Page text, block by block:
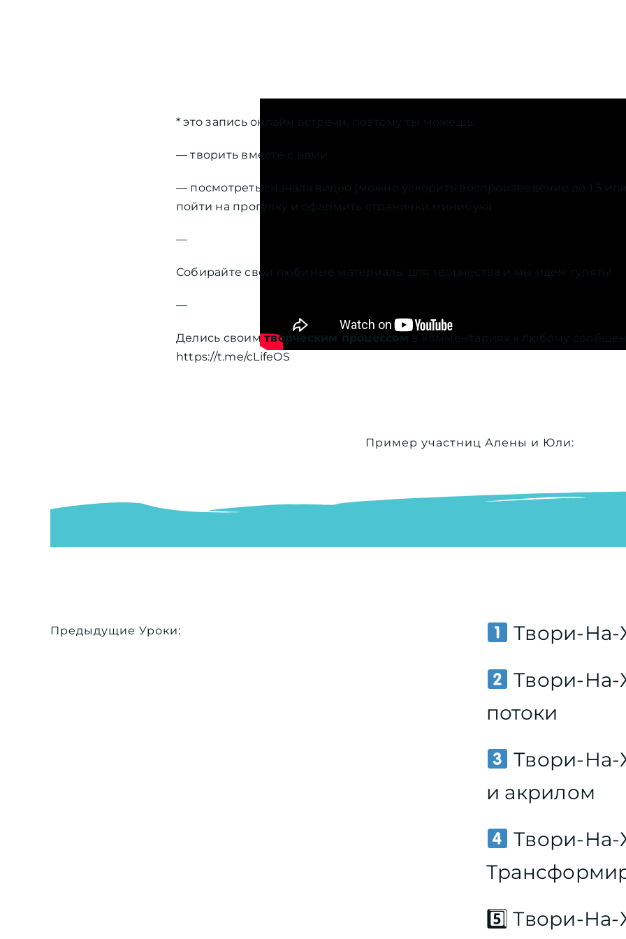
* это запись онлайн встречи, поэтому ты можешь:
— творить вместе с нами
— посмотреть сначала видео (можно ускорить воспроизведение до 1,5
пойти на прогулку и оформить странички минибука
—
Собирайте свои любимые материалы для творчества и мы идем гулять!
—
Делись своимтворческим процессом в комментариях к любому
https://t.me/cLifeOS
Пример участниц Алены и Юли:
Предыдущие Уроки:
Твори-На-
Твори-На-
потоки
Твори-На-
и акрилом
Твори-
5️⃣Твори-